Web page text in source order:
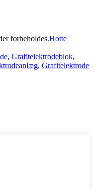
forbeholdes.Hotte
, Grafitelektrodeblok,
, Grafitelektrode